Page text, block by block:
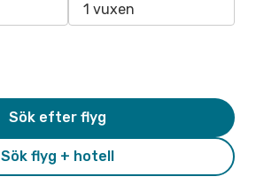
1 vuxen
Sök flyg + hotell
Sök efter flyg